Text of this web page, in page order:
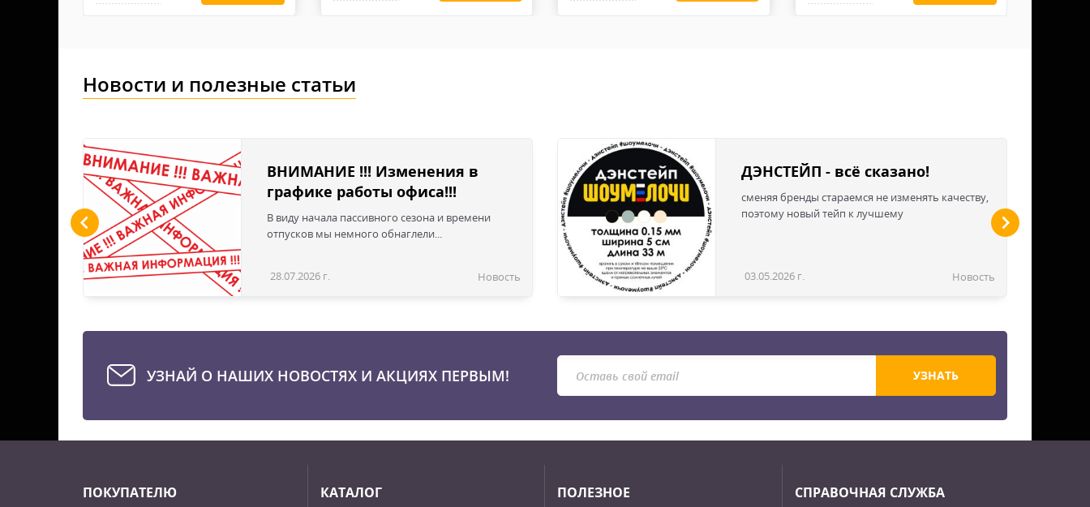
высококачественные перчатки будут быстро изнашиваться и приходить в негодность. Перчатки, ремни, сумки не имеют защиту от огня.
Новости и полезные статьи
ВНИМАНИЕ !!! Изменения в
графике работы офиса!!!
В виду начала пассивного сезона и времени
отпусков мы немного обнаглели...
28.07.2026 г. Новость
ДЭНСТЕЙП - всё сказано!
сменяя бренды стараемся не изменять качеству,
поэтому новый тейп к лучшему
03.05.2026 г. Новость
УЗНАЙ О НАШИХ НОВОСТЯХ И АКЦИЯХ ПЕРВЫМ! УЗНАТЬ
ПОКУПАТЕЛЮ КАТАЛОГ ПОЛЕЗНОЕ СПРАВОЧНАЯ СЛУЖБА